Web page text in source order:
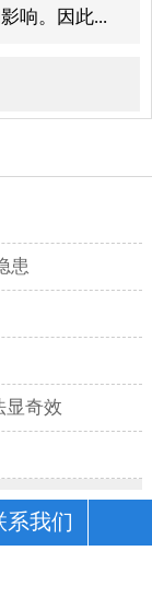
响。因此...
患
显奇效
系我们